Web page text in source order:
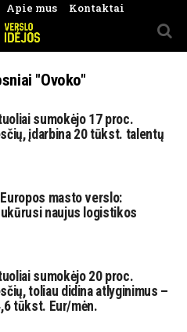
Apie mus Kontaktai
"Ovoko"
sumokėjo 17 proc.
įdarbina 20 tūkst. talentų
masto verslo:
naujus logistikos
sumokėjo 20 proc.
toliau didina atlyginimus –
tūkst. Eur/mėn.